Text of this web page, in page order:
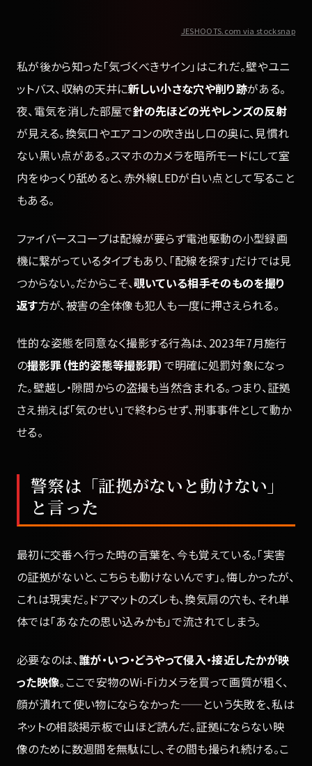
JESHOOTS.com via stocksnap
私が後から知った「気づくべきサイン」はこれだ。壁やユニ
ットバス、収納の天井に新しい小さな穴や削り跡がある。
夜、電気を消した部屋で針の先ほどの光やレンズの反射
が見える。換気口やエアコンの吹き出し口の奥に、見慣れ
ない黒い点がある。スマホのカメラを暗所モードにして室
内をゆっくり舐めると、赤外線LEDが白い点として写ること
もある。
ファイバースコープは配線が要らず電池駆動の小型録画
機に繋がっているタイプもあり、「配線を探す」だけでは見
つからない。だからこそ、覗いている相手そのものを撮り
返す方が、被害の全体像も犯人も一度に押さえられる。
性的な姿態を同意なく撮影する行為は、2023年7月施行
の撮影罪（性的姿態等撮影罪） で明確に処罰対象になっ
た。壁越し・隙間からの盗撮も当然含まれる。つまり、証拠
さえ揃えば「気のせい」で終わらせず、刑事事件として動か
せる。
警察は「証拠がないと動けない」
と言った
最初に交番へ行った時の言葉を、今も覚えている。「実害
の証拠がないと、こちらも動けないんです」。悔しかったが、
これは現実だ。ドアマットのズレも、換気扇の穴も、それ単
体では「あなたの思い込みかも」で流されてしまう。
必要なのは、誰が・いつ・どうやって侵入・接近したかが映
った映像。ここで安物のWi-Fiカメラを買って画質が粗く、
顔が潰れて使い物にならなかった——という失敗を、私は
ネットの相談掲示板で山ほど読んだ。証拠にならない映
像のために数週間を無駄にし、その間も撮られ続ける。こ